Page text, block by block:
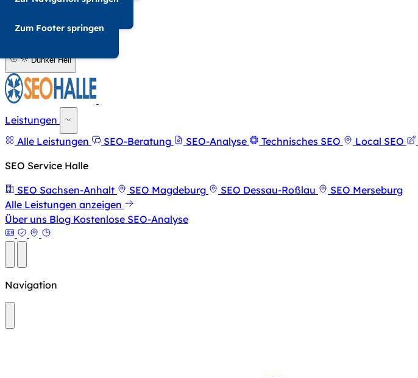
Zum Footer springen
A- A+
Dunkel Hell
Leistungen
Alle Leistungen
SEO-Beratung SEO-Analyse Technisches SEO Local SEO
SEO Service Halle
SEO Sachsen-Anhalt
SEO Magdeburg SEO Dessau-Roßlau
SEO Merseburg
Alle Leistungen anzeigen
Über uns Blog Kostenlose SEO-Analyse
Navigation